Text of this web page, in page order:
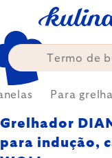
content
Para
Grelhador
para indução,